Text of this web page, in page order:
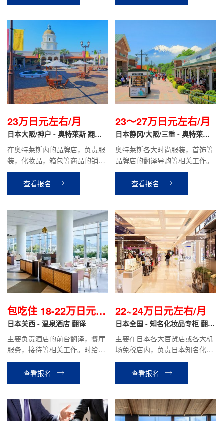
23万日元左右/月
日本大阪/神户 - 奥特莱斯 翻译
导购
在奥特莱斯内的品牌店，负责服
装，化妆品，箱包等商品的销售
翻译，商品整理，在库管理等工
作。时给1300日元~1500日元，
月收入税前约23万日元左右
查看报名
23～27万日元左右/月
日本静冈/大阪/三重 - 奥特莱斯
品牌专柜 翻译导购
奥特莱斯各大时尚服装，首饰等
品牌店的翻译导购等相关工作。
查看报名
包吃住 18-22万日元/
月
日本关西 - 温泉酒店 翻译
主要负责酒店的前台翻译，餐厅
服务，接待等相关工作。时给制
1050~1200日元/小时，月收
入：包住18~22万日元。
查看报名
22~24万日元左右/月
日本全国 - 知名化妆品专柜 翻译
导购
主要在日本各大百货店或各大机
场免税店内，负责日本知名化妆
品品牌的销售翻译工作。
查看报名